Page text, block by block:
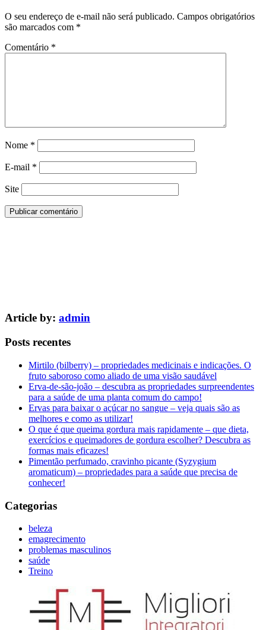
O seu endereço de e-mail não será publicado. Campos obrigatórios
são marcados com *
Comentário *
Nome *
E-mail *
Site
Article by: admin
Posts recentes
Mirtilo (bilberry) – propriedades medicinais e indicações. O
fruto saboroso como aliado de uma visão saudável
Erva-de-são-joão – descubra as propriedades surpreendentes
para a saúde de uma planta comum do campo!
Ervas para baixar o açúcar no sangue – veja quais são as
melhores e como as utilizar!
O que é que queima gordura mais rapidamente – que dieta,
exercícios e queimadores de gordura escolher? Descubra as
formas mais eficazes!
Pimentão perfumado, cravinho picante (Syzygium
aromaticum) – propriedades para a saúde que precisa de
conhecer!
Categorias
beleza
emagrecimento
problemas masculinos
saúde
Treino